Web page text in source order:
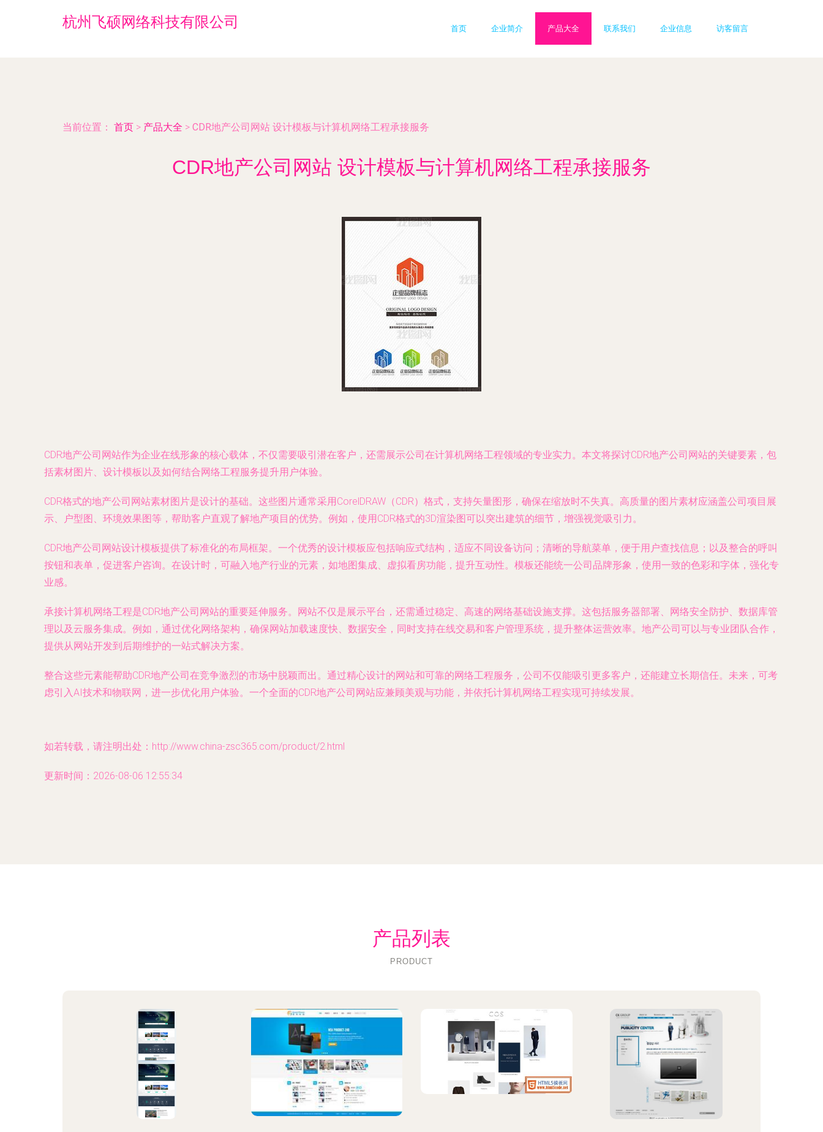
杭州飞硕网络科技有限公司 首页 企业简介 产品大全 联系我们 企业信息 访客留言
当前位置： 首页 > 产品大全 > CDR地产公司网站 设计模板与计算机网络工程承接服务
CDR地产公司网站 设计模板与计算机网络工程承接服务
CDR地产公司网站作为企业在线形象的核心载体，不仅需要吸引潜在客户，还需展示公司在计算机网络工程领域的专业实力。本文将探讨CDR地产公司网站的关键要素，包
括素材图片、设计模板以及如何结合网络工程服务提升用户体验。
CDR格式的地产公司网站素材图片是设计的基础。这些图片通常采用CorelDRAW（CDR）格式，支持矢量图形，确保在缩放时不失真。高质量的图片素材应涵盖公司项目展
示、户型图、环境效果图等，帮助客户直观了解地产项目的优势。例如，使用CDR格式的3D渲染图可以突出建筑的细节，增强视觉吸引力。
CDR地产公司网站设计模板提供了标准化的布局框架。一个优秀的设计模板应包括响应式结构，适应不同设备访问；清晰的导航菜单，便于用户查找信息；以及整合的呼叫
按钮和表单，促进客户咨询。在设计时，可融入地产行业的元素，如地图集成、虚拟看房功能，提升互动性。模板还能统一公司品牌形象，使用一致的色彩和字体，强化专
业感。
承接计算机网络工程是CDR地产公司网站的重要延伸服务。网站不仅是展示平台，还需通过稳定、高速的网络基础设施支撑。这包括服务器部署、网络安全防护、数据库管
理以及云服务集成。例如，通过优化网络架构，确保网站加载速度快、数据安全，同时支持在线交易和客户管理系统，提升整体运营效率。地产公司可以与专业团队合作，
提供从网站开发到后期维护的一站式解决方案。
整合这些元素能帮助CDR地产公司在竞争激烈的市场中脱颖而出。通过精心设计的网站和可靠的网络工程服务，公司不仅能吸引更多客户，还能建立长期信任。未来，可考
虑引入AI技术和物联网，进一步优化用户体验。一个全面的CDR地产公司网站应兼顾美观与功能，并依托计算机网络工程实现可持续发展。
如若转载，请注明出处：http://www.china-zsc365.com/product/2.html
更新时间：2026-08-06 12:55:34
产品列表
PRODUCT